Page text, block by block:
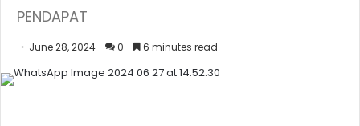
PENDAPAT
June 28, 2024 0 6 minutes read